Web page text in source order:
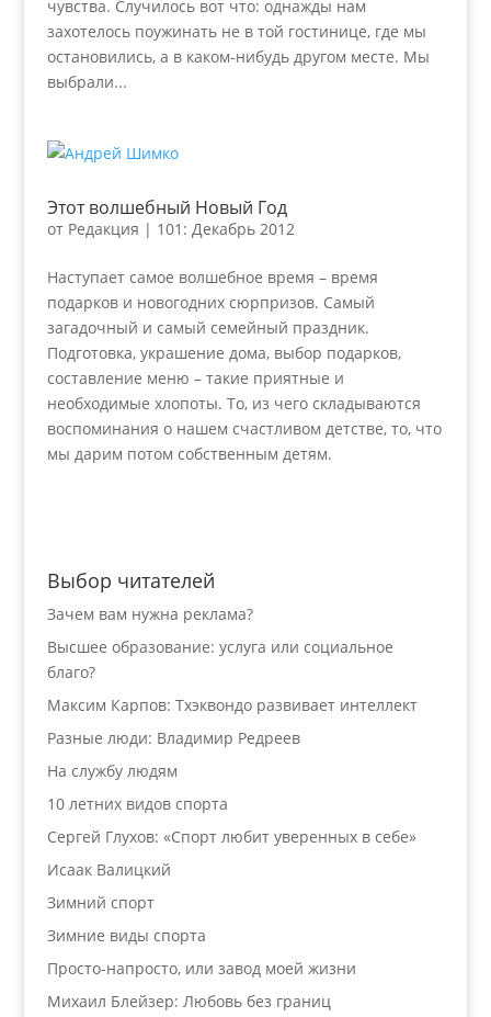
чувства. Случилось вот что: однажды нам
захотелось поужинать не в той гостинице, где мы
остановились, а в каком-нибудь другом месте. Мы
выбрали...
Этот волшебный Новый Год
от Редакция | 101: Декабрь 2012
Наступает самое волшебное время – время
подарков и новогодних сюрпризов. Самый
загадочный и самый семейный праздник.
Подготовка, украшение дома, выбор подарков,
составление меню – такие приятные и
необходимые хлопоты. То, из чего складываются
воспоминания о нашем счастливом детстве, то, что
мы дарим потом собственным детям.
Выбор читателей
Зачем вам нужна реклама?
Высшее образование: услуга или социальное
благо?
Максим Карпов: Тхэквондо развивает интеллект
Разные люди: Владимир Редреев
На службу людям
10 летних видов спорта
Сергей Глухов: «Спорт любит уверенных в себе»
Исаак Валицкий
Зимний спорт
Зимние виды спорта
Просто-напросто, или завод моей жизни
Михаил Блейзер: Любовь без границ